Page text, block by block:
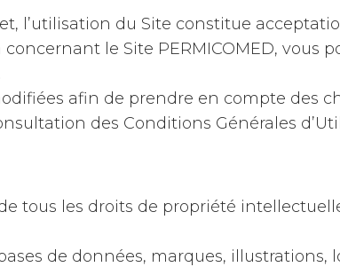
l’utilisation du Site constitue
le Site PERMICOMED, vous
afin de prendre en compte des
des Conditions Générales
tous les droits de propriété
de données, marques, illustrations,